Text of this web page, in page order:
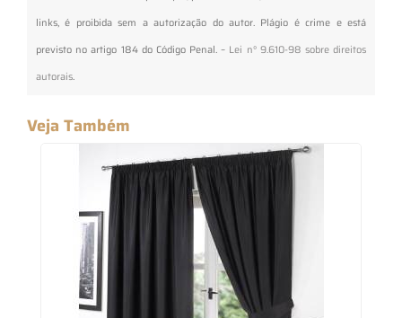
links, é proibida sem a autorização do autor. Plágio é crime e está
previsto no artigo 184 do Código Penal. – Lei n° 9.610-98 sobre direitos
autorais.
Veja Também